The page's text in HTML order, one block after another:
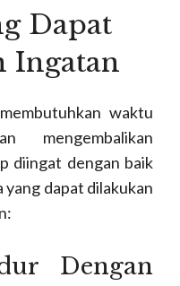
Dapat
Ingatan
waktu
mengembalikan
diingat dengan baik
dapat dilakukan
Dengan